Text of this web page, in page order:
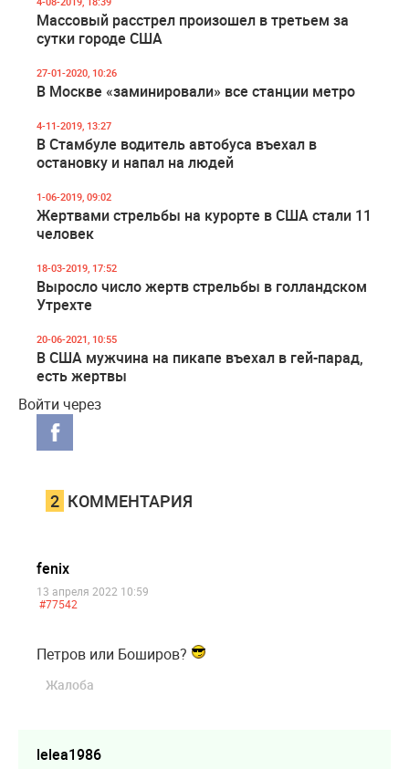
Массовый расстрел произошел в третьем за
сутки городе США
27-01-2020, 10:26
В Москве «заминировали» все станции метро
4-11-2019, 13:27
В Стамбуле водитель автобуса въехал в
остановку и напал на людей
1-06-2019, 09:02
Жертвами стрельбы на курорте в США стали 11
человек
18-03-2019, 17:52
Выросло число жертв стрельбы в голландском
Утрехте
20-06-2021, 10:55
В США мужчина на пикапе въехал в гей-парад,
есть жертвы
Войти через
2 КОММЕНТАРИЯ
fenix
13 апреля 2022 10:59
#77542
Петров или Боширов?
Жалоба
lelea1986